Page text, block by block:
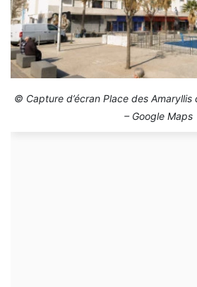
© Capture d’écran Place des
– Google Maps